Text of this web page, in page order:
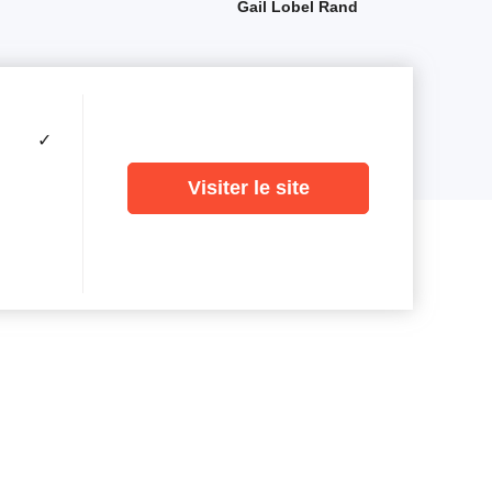
Gail Lobel Rand
✓
Visiter le site